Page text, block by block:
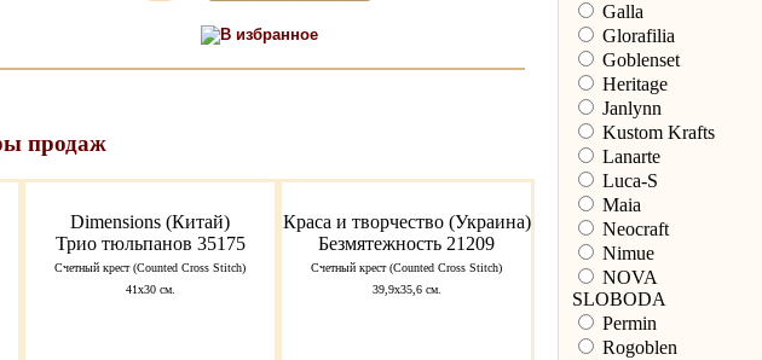
В избранное
продаж
Dimensions (Китай)
Трио тюльпанов 35175
Счетный крест (Counted Cross Stitch)
41x30 см.
Краса и творчество (Украина)
Безмятежность 21209
Счетный крест (Counted Cross Stitch)
39,9х35,6 см.
Galla
Glorafilia
Goblenset
Heritage
Janlynn
Kustom Krafts
Lanarte
Luca-S
Maia
Neocraft
Nimue
NOVA
SLOBODA
Permin
Rogoblen